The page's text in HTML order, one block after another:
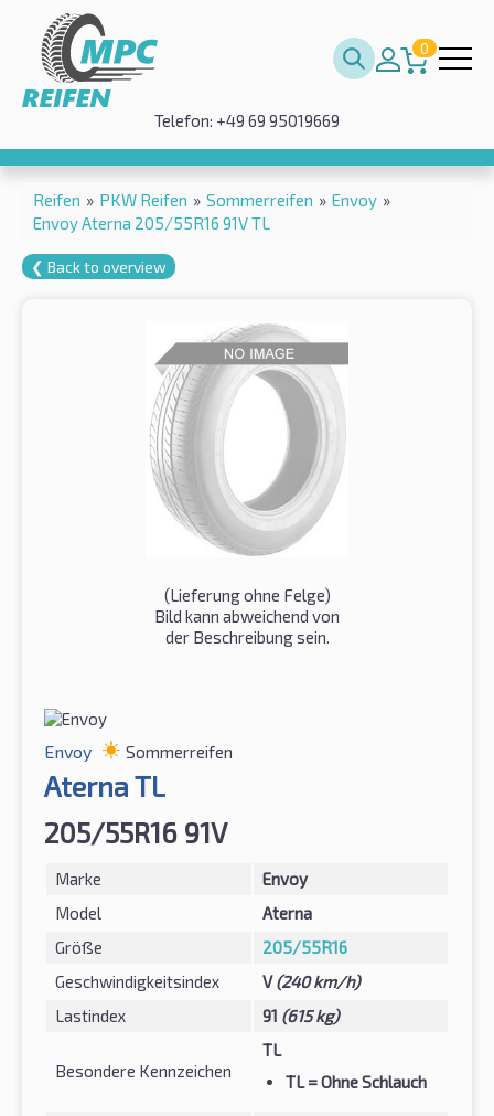
0
Telefon: +49 69 95019669
Reifen » PKW Reifen » Sommerreifen » Envoy »
Envoy Aterna 205/55R16 91V TL
❮ Back to overview
(Lieferung ohne Felge)
Bild kann abweichend von
der Beschreibung sein.
Envoy Sommerreifen
Aterna TL
205/55R16 91V
Marke
Envoy
Model
Aterna
Größe
205/55R16
Geschwindigkeitsindex
V(240 km/h)
Lastindex
91 (615 kg)
Besondere Kennzeichen
TL
TL= Ohne Schlauch